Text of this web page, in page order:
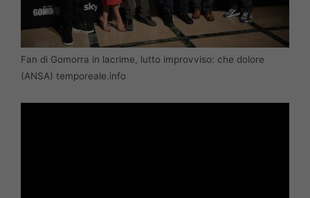
Fan di Gomorra in lacrime, lutto improvviso: che dolore
(ANSA) temporeale.info